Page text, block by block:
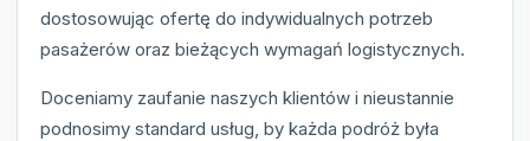
dostosowując ofertę do indywidualnych potrzeb
pasażerów oraz bieżących wymagań logistycznych.
Doceniamy zaufanie naszych klientów i nieustannie
podnosimy standard usług, by każda podróż była